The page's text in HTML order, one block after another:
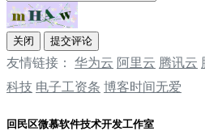
关闭 提交评论
友情链接： 华为云 阿里云 腾讯云
科技 电子工资条 博客时间无爱
回民区微慕软件技术开发工作室